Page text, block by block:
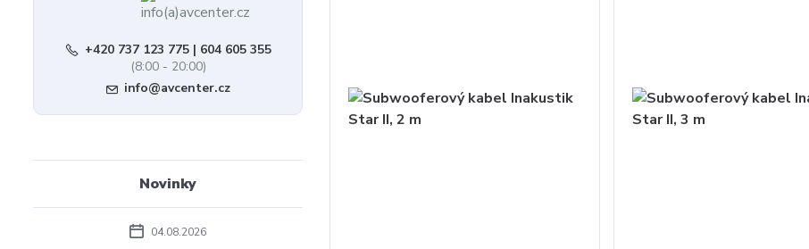
+420 737 123 775 | 604 605 355
(8:00 - 20:00)
info@avcenter.cz
Novinky
04.08.2026